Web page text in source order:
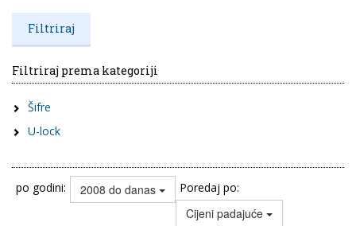
Filtriraj prema kategoriji
Šifre
U-lock
po godini: 2008 do danas Poredaj po:
Cijeni padajuće